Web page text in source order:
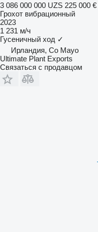
3 086 000 000 UZS 225 000 €
Грохот вибрационный
2023
1 231 м/ч
Гусеничный ход ✓
Ирландия, Co Mayo
Ultimate Plant Exports
Связаться с продавцом